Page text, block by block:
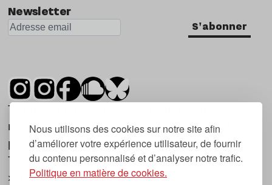
Nous utilisons des cookies sur notre site afin
d’améliorer votre expérience utilisateur, de fournir
du contenu personnalisé et d’analyser notre trafic.
Politique en matière de cookies.
Newsletter
S'abonner
Tsugi est un mensuel indépendant sur la
musique et les nouvelles tendances, dont la
première parution date de 2007.
Tsugi en japonais signifie « prochain », « suivant
», ce qui correspond à la thématique du